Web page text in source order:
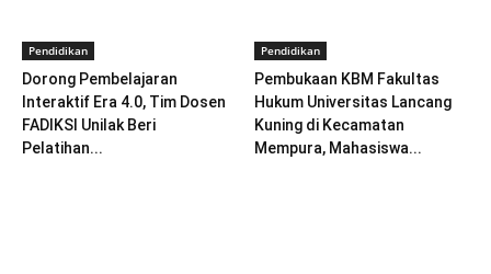
Pendidikan
Dorong Pembelajaran
Interaktif Era 4.0, Tim Dosen
FADIKSI Unilak Beri
Pelatihan...
Pendidikan
Pembukaan KBM Fakultas
Hukum Universitas Lancang
Kuning di Kecamatan
Mempura, Mahasiswa...